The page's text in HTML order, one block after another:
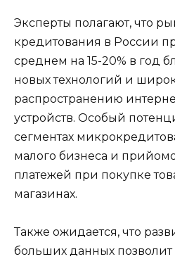
Эксперты полагают, что
кредитования в России
среднем на 15-20% в год
новых технологий и
распространению
устройств. Особый
сегментах
малого бизнеса и
платежей при покупке
магазинах.
Также ожидается, что
больших данных позволит